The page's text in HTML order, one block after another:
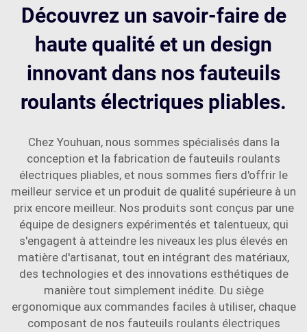
Découvrez un savoir-faire de
haute qualité et un design
innovant dans nos fauteuils
roulants électriques pliables.
Chez Youhuan, nous sommes spécialisés dans la
conception et la fabrication de fauteuils roulants
électriques pliables, et nous sommes fiers d'offrir le
meilleur service et un produit de qualité supérieure à un
prix encore meilleur. Nos produits sont conçus par une
équipe de designers expérimentés et talentueux, qui
s'engagent à atteindre les niveaux les plus élevés en
matière d'artisanat, tout en intégrant des matériaux,
des technologies et des innovations esthétiques de
manière tout simplement inédite. Du siège
ergonomique aux commandes faciles à utiliser, chaque
composant de nos fauteuils roulants électriques